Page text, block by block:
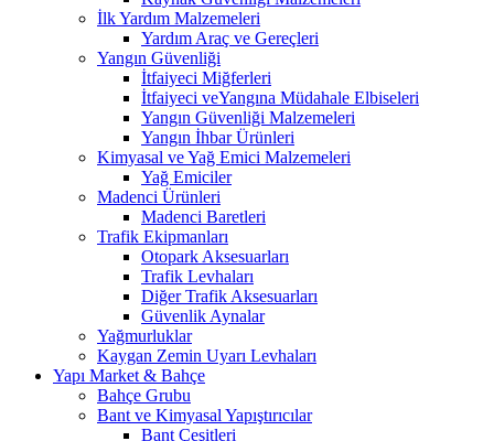
İlk Yardım Malzemeleri
Yardım Araç ve Gereçleri
Yangın Güvenliği
İtfaiyeci Miğferleri
İtfaiyeci veYangına Müdahale Elbiseleri
Yangın Güvenliği Malzemeleri
Yangın İhbar Ürünleri
Kimyasal ve Yağ Emici Malzemeleri
Yağ Emiciler
Madenci Ürünleri
Madenci Baretleri
Trafik Ekipmanları
Otopark Aksesuarları
Trafik Levhaları
Diğer Trafik Aksesuarları
Güvenlik Aynalar
Yağmurluklar
Kaygan Zemin Uyarı Levhaları
Yapı Market & Bahçe
Bahçe Grubu
Bant ve Kimyasal Yapıştırıcılar
Bant Çeşitleri